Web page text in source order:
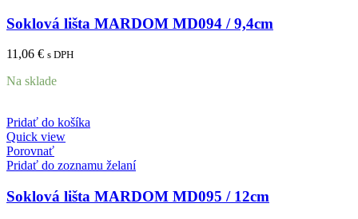
Soklová lišta MARDOM MD094 / 9,4cm
11,06 € s DPH
Na sklade
Pridať do košíka
Quick view
Porovnať
Pridať do zoznamu želaní
Soklová lišta MARDOM MD095 / 12cm